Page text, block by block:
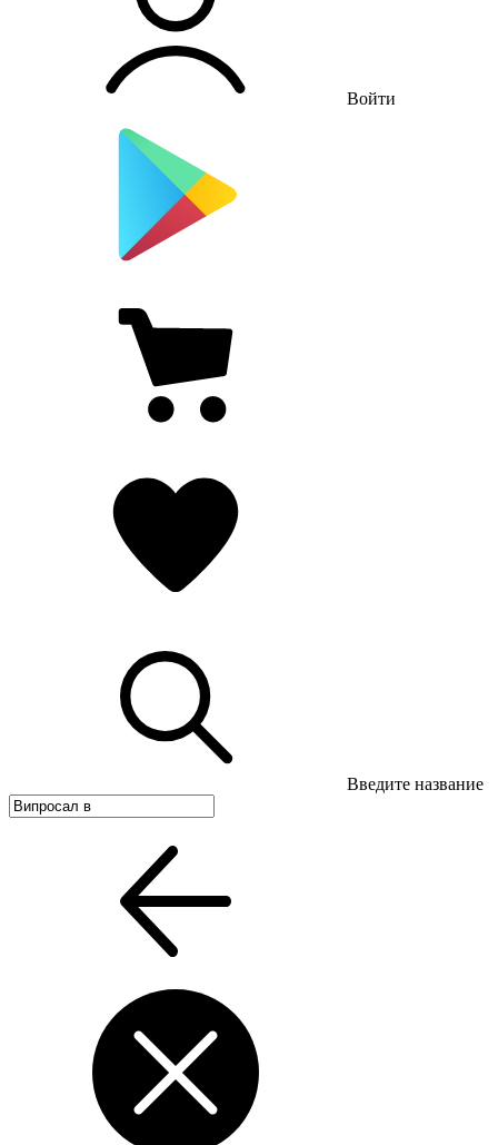
Войти
Введите название